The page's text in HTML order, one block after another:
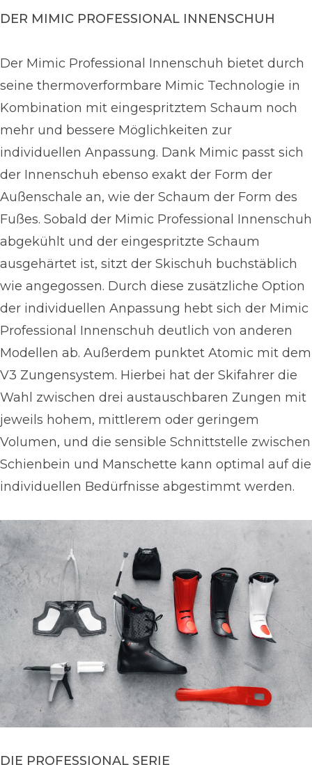
DER MIMIC PROFESSIONAL INNENSCHUH
Der Mimic Professional Innenschuh bietet durch
seine thermoverformbare Mimic Technologie in
Kombination mit eingespritztem Schaum noch
mehr und bessere Möglichkeiten zur
individuellen Anpassung. Dank Mimic passt sich
der Innenschuh ebenso exakt der Form der
Außenschale an, wie der Schaum der Form des
Fußes. Sobald der Mimic Professional Innenschuh
abgekühlt und der eingespritzte Schaum
ausgehärtet ist, sitzt der Skischuh buchstäblich
wie angegossen. Durch diese zusätzliche Option
der individuellen Anpassung hebt sich der Mimic
Professional Innenschuh deutlich von anderen
Modellen ab. Außerdem punktet Atomic mit dem
V3 Zungensystem. Hierbei hat der Skifahrer die
Wahl zwischen drei austauschbaren Zungen mit
jeweils hohem, mittlerem oder geringem
Volumen, und die sensible Schnittstelle zwischen
Schienbein und Manschette kann optimal auf die
individuellen Bedürfnisse abgestimmt werden.
DIE PROFESSIONAL SERIE